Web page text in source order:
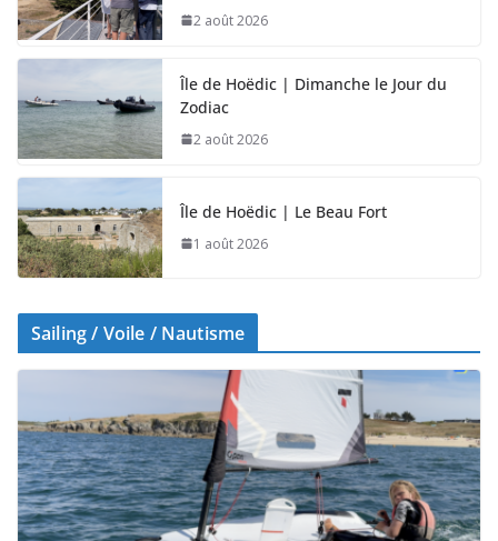
2 août 2026
Île de Hoëdic | Dimanche le Jour du
Zodiac
2 août 2026
Île de Hoëdic | Le Beau Fort
1 août 2026
Sailing / Voile / Nautisme